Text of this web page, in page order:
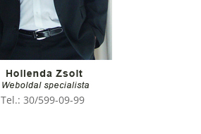
Tel.:30/599-09-99